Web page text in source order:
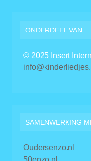
ONDERDEEL VAN
© 2025 Insert
SAMENWERKING
Oudersenzo.nl